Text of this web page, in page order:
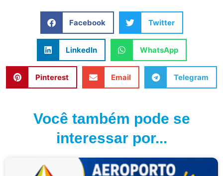
Facebook Twitter
LinkedIn WhatsApp
Pinterest Email Telegram
Você também pode se
interessar por...